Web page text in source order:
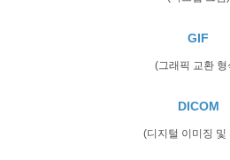
GIF
(그래픽 교환 형
DICOM
(디지털 이미징 및